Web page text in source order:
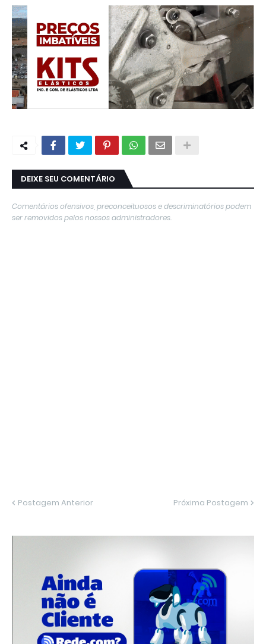
DEIXE SEU COMENTÁRIO
Comentários ofensivos, preconceituosos e descriminatórios podem
ser removidos pelos nossos administradores.
Postagem Anterior Próxima Postagem